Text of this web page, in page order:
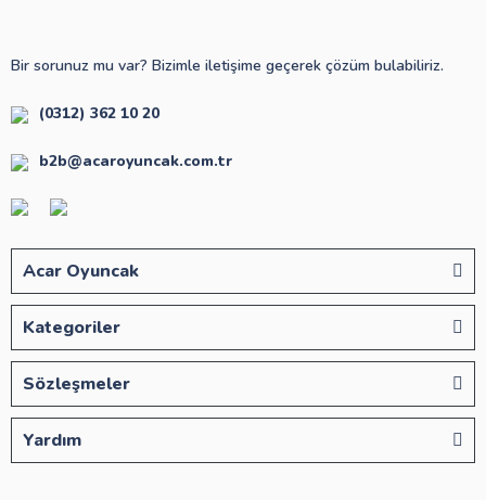
Bir sorunuz mu var? Bizimle iletişime geçerek çözüm bulabiliriz.
(0312) 362 10 20
b2b@acaroyuncak.com.tr
Acar Oyuncak
Kategoriler
Sözleşmeler
Yardım